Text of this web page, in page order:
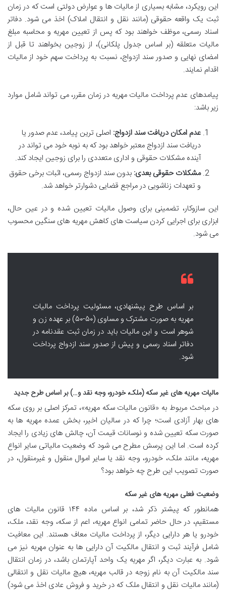
این رویکرد، مشابه بسیاری از مالیات ها و عوارض دولتی است که در زمان
ثبت یک واقعه حقوقی (مانند نقل و انتقال املاک) اخذ می شود. دفاتر
اسناد رسمی، موظف خواهند بود که پس از تعیین مهریه و محاسبه مبلغ
مالیات متعلقه (بر اساس جدول پلکانی)، از زوجین بخواهند تا قبل از
امضای نهایی و صدور سند ازدواج، نسبت به پرداخت سهم خود از مالیات
اقدام نمایند.
پیامدهای عدم پرداخت مالیات مهریه در زمان مقرر، می تواند شامل موارد
زیر باشد:
عدم امکان دریافت سند ازدواج: اصلی ترین پیامد، عدم صدور یا
دریافت سند ازدواج معتبر خواهد بود که به نوبه خود می تواند در
آینده مشکلات حقوقی و اداری متعددی را برای زوجین ایجاد کند.
مشکلات حقوقی بعدی: بدون سند ازدواج رسمی، اثبات برخی حقوق
و تعهدات زناشویی در مراجع قضایی دشوارتر خواهد شد.
این سازوکار، تضمینی برای وصول مالیات تعیین شده و در عین حال،
ابزاری برای اجرایی کردن سیاست های کاهش مهریه های سنگین محسوب
می شود.
بر اساس طرح پیشنهادی، مسئولیت پرداخت مالیات
مهریه به صورت مشترک و مساوی (۵۰-۵۰) بر عهده زن و
شوهر است و این مالیات باید در زمان ثبت عقدنامه در
دفاتر اسناد رسمی و پیش از صدور سند ازدواج پرداخت
شود.
مالیات مهریه های غیر سکه (ملک، خودرو، وجه نقد و…) بر اساس طرح جدید
در مباحث مربوط به «قانون مالیات سکه مهریه»، تمرکز اصلی بر روی سکه
های بهار آزادی است؛ چرا که در سالیان اخیر، بخش عمده مهریه ها به
صورت سکه تعیین شده و نوسانات قیمت آن، چالش های زیادی را ایجاد
کرده است. اما این پرسش مطرح می شود که وضعیت مالیاتی سایر انواع
مهریه، مانند ملک، خودرو، وجه نقد یا سایر اموال منقول و غیرمنقول، در
صورت تصویب این طرح چه خواهد بود؟
وضعیت فعلی مهریه های غیر سکه
همانطور که پیشتر ذکر شد، بر اساس ماده ۱۴۴ قانون مالیات های
مستقیم، در حال حاضر تمامی انواع مهریه، اعم از سکه، وجه نقد، ملک،
خودرو یا هر دارایی دیگر، از پرداخت مالیات معاف هستند. این معافیت
شامل فرآیند ثبت و انتقال مالکیت آن دارایی ها به عنوان مهریه نیز می
شود. به عبارت دیگر، اگر مهریه یک واحد آپارتمان باشد، در زمان انتقال
سند مالکیت آن به نام زوجه در قالب مهریه، هیچ مالیات نقل و انتقالی
(مانند مالیات نقل و انتقال ملک که در خرید و فروش عادی اخذ می شود)